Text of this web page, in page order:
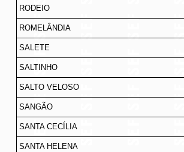
RODEIO
ROMELÂNDIA
SALETE
SALTINHO
SALTO VELOSO
SANGÃO
SANTA CECÍLIA
SANTA HELENA